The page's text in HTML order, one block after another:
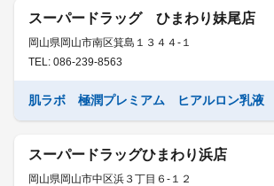
スーパードラッグ ひまわり妹尾店
岡山県岡山市南区箕島１３４４-１
TEL: 086-239-8563
肌ラボ 極潤プレミアム ヒアルロン乳液
スーパードラッグひまわり浜店
岡山県岡山市中区浜３丁目６-１２